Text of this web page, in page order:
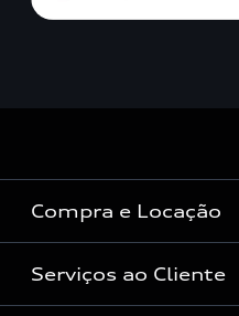
Compra e Locação
Condições Audi
Serviços ao Cliente